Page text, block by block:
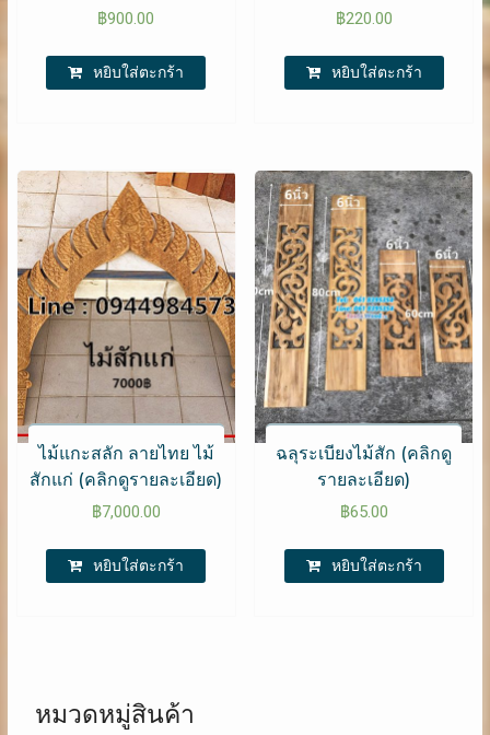
฿900.00
หยิบใส่ตะกร้า
฿220.00
หยิบใส่ตะกร้า
ไม้แกะสลัก ลายไทย ไม้
สักแก่ (คลิกดูรายละเอียด)
฿7,000.00
หยิบใส่ตะกร้า
ฉลุระเบียงไม้สัก (คลิกดู
รายละเอียด)
฿65.00
หยิบใส่ตะกร้า
หมวดหมู่สินค้า